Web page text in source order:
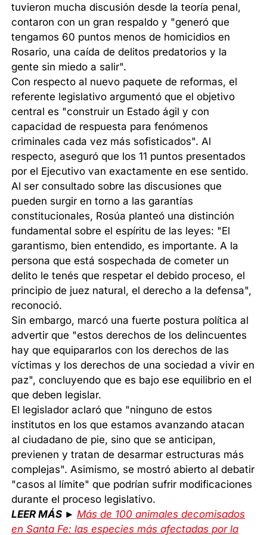
tuvieron mucha discusión desde la teoría penal,
contaron con un gran respaldo y "generó que
tengamos 60 puntos menos de homicidios en
Rosario, una caída de delitos predatorios y la
gente sin miedo a salir".
Con respecto al nuevo paquete de reformas, el
referente legislativo argumentó que el objetivo
central es "construir un Estado ágil y con
capacidad de respuesta para fenómenos
criminales cada vez más sofisticados". Al
respecto, aseguró que los 11 puntos presentados
por el Ejecutivo van exactamente en ese sentido.
Al ser consultado sobre las discusiones que
pueden surgir en torno a las garantías
constitucionales, Rosúa planteó una distinción
fundamental sobre el espíritu de las leyes: "El
garantismo, bien entendido, es importante. A la
persona que está sospechada de cometer un
delito le tenés que respetar el debido proceso, el
principio de juez natural, el derecho a la defensa",
reconoció.
Sin embargo, marcó una fuerte postura política al
advertir que "estos derechos de los delincuentes
hay que equipararlos con los derechos de las
víctimas y los derechos de una sociedad a vivir en
paz", concluyendo que es bajo ese equilibrio en el
que deben legislar.
El legislador aclaró que "ninguno de estos
institutos en los que estamos avanzando atacan
al ciudadano de pie, sino que se anticipan,
previenen y tratan de desarmar estructuras más
complejas". Asimismo, se mostró abierto al debatir
"casos al límite" que podrían sufrir modificaciones
durante el proceso legislativo.
LEER MÁS ► Más de 100 animales decomisados
en Santa Fe: las especies más afectadas por la